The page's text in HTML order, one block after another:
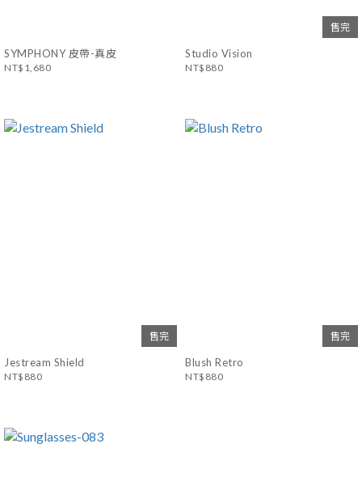
SYMPHONY 皮帶-真皮
NT$1,680
售完
Studio Vision
NT$880
售完
Jestream Shield
NT$880
售完
Blush Retro
NT$880